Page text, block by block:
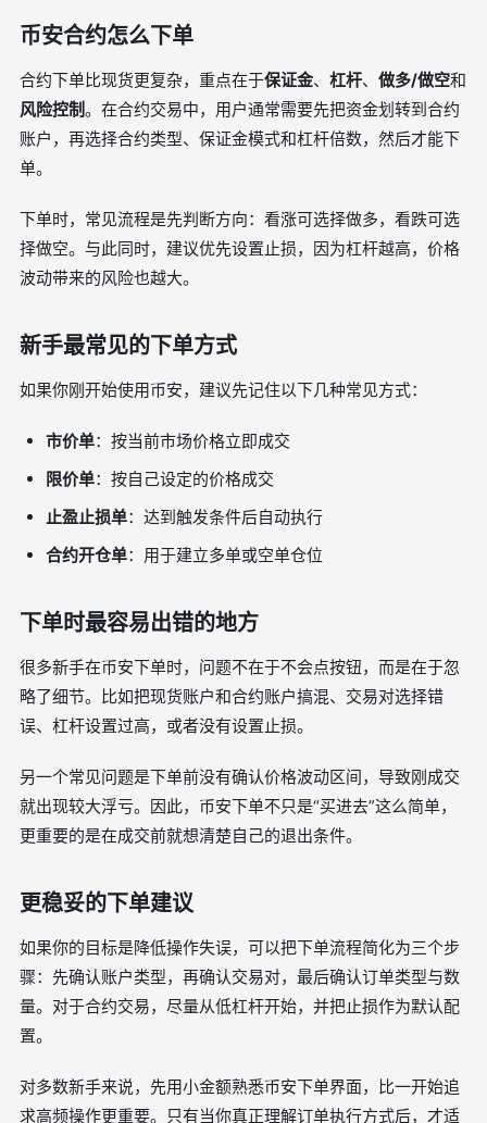
币安合约怎么下单
合约下单比现货更复杂，重点在于保证金、 杠杆、 做多/做空和
风险控制。在合约交易中，用户通常需要先把资金划转到合约
账户，再选择合约类型、保证金模式和杠杆倍数，然后才能下
单。
下单时，常见流程是先判断方向：看涨可选择做多，看跌可选
择做空。与此同时，建议优先设置止损，因为杠杆越高，价格
波动带来的风险也越大。
新手最常见的下单方式
如果你刚开始使用币安，建议先记住以下几种常见方式：
市价单：按当前市场价格立即成交
限价单：按自己设定的价格成交
止盈止损单：达到触发条件后自动执行
合约开仓单：用于建立多单或空单仓位
下单时最容易出错的地方
很多新手在币安下单时，问题不在于不会点按钮，而是在于忽
略了细节。比如把现货账户和合约账户搞混、交易对选择错
误、杠杆设置过高，或者没有设置止损。
另一个常见问题是下单前没有确认价格波动区间，导致刚成交
就出现较大浮亏。因此，币安下单不只是“买进去”这么简单，
更重要的是在成交前就想清楚自己的退出条件。
更稳妥的下单建议
如果你的目标是降低操作失误，可以把下单流程简化为三个步
骤：先确认账户类型，再确认交易对，最后确认订单类型与数
量。对于合约交易，尽量从低杠杆开始，并把止损作为默认配
置。
对多数新手来说，先用小金额熟悉币安下单界面，比一开始追
求高频操作更重要。只有当你真正理解订单执行方式后，才适